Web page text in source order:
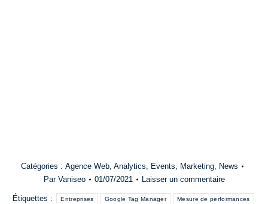
Catégories : Agence Web Analytics Events Marketing
News
Par Vaniseo 01/07/2021 Laisser un commentaire
Étiquettes : Entreprises Google Tag Manager Mesure de performances